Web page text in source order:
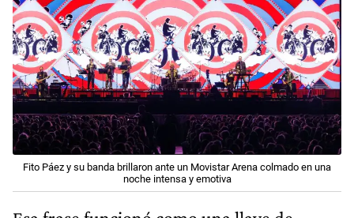
Fito Páez y su banda brillaron ante un Movistar Arena colmado en una
noche intensa y emotiva